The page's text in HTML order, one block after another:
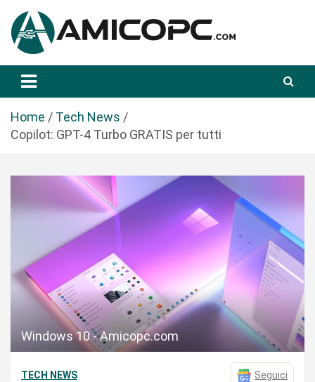
a
Amicopc.com
Home
Tech News
Copilot: GPT-4 Turbo GRATIS per tutti
Windows 10 - Amicopc.com
TECH NEWS Seguici